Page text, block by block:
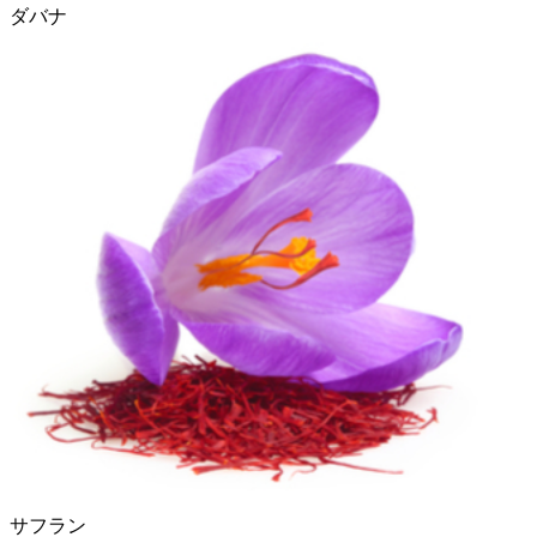
ダバナ
サフラン